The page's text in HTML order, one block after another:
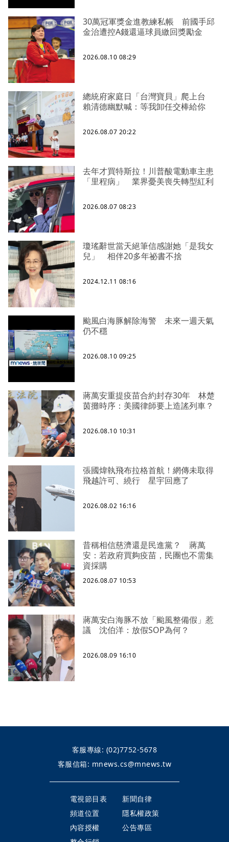
30萬冠軍獎金進教練私帳 前國手邱
金治遭控A錢還逼球員繳回獎勵金
2026.08.10 08:29
總統府家庭日「台灣寶貝」爬上台
賴清德幽默喊：等我卸任交棒給你
2026.08.07 20:22
去年才買特斯拉！川普酸電動車主患
「里程病」 業界憂美喪失轉型紅利
2026.08.07 08:23
瓊瑤辭世當天絕筆信感謝她「是我女
兒」 相伴20多年祕書不捨
2024.12.11 08:16
颱風白海豚解除海警 未來一週天氣
仍不穩
2026.08.10 09:25
蔣萬安重提疫苗合約封存30年 林楚
茵攤時序：美國律師要上造謠列車？
2026.08.10 10:31
張國煒執飛布拉格首航！網傳未取得
飛越許可、繞行 星宇回應了
2026.08.02 16:16
昔稱相信慈濟還是民進黨？ 蔣萬
安：若政府買夠疫苗，民團也不需集
資採購
2026.08.07 10:53
蔣萬安白海豚不放「颱風整備假」惹
議 沈伯洋：放假SOP為何？
2026.08.09 16:10
客服專線: (02)7752-5678
客服信箱: mnews.cs@mnews.tw
電視節目表
新聞自律
頻道位置
隱私權政策
內容授權
公告專區